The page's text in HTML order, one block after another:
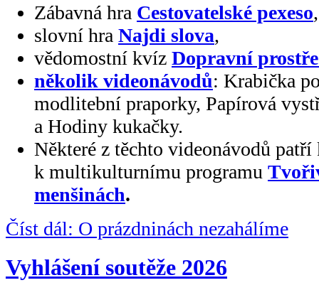
Zábavná hra Cestovatelské pexeso,
slovní hra Najdi slova,
vědomostní kvíz Dopravní
několik videonávodů: Krabička
modlitební praporky, Papírová
a Hodiny kukačky.
Některé z těchto videonávodů
k multikulturnímu programu
menšinách.
Číst dál: O prázdninách nezahálíme
Vyhlášení soutěže 2026